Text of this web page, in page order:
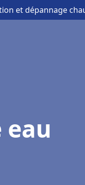
et dépannage